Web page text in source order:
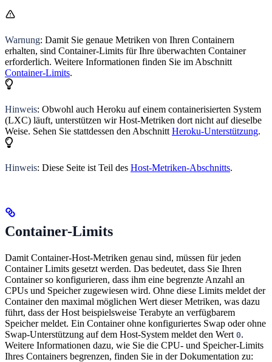
Warnung: Damit Sie genaue Metriken von Ihren Containern
erhalten, sind Container-Limits für Ihre überwachten Container
erforderlich. Weitere Informationen finden Sie im Abschnitt
Container-Limits.
Hinweis: Obwohl auch Heroku auf einem containerisierten System
(LXC) läuft, unterstützen wir Host-Metriken dort nicht auf dieselbe
Weise. Sehen Sie stattdessen den Abschnitt Heroku-Unterstützung.
Hinweis: Diese Seite ist Teil des Host-Metriken-Abschnitts.
Container-Limits
Damit Container-Host-Metriken genau sind, müssen für jeden
Container Limits gesetzt werden. Das bedeutet, dass Sie Ihren
Container so konfigurieren, dass ihm eine begrenzte Anzahl an
CPUs und Speicher zugewiesen wird. Ohne diese Limits meldet der
Container den maximal möglichen Wert dieser Metriken, was dazu
führt, dass der Host beispielsweise Terabyte an verfügbarem
Speicher meldet. Ein Container ohne konfiguriertes Swap oder ohne
Swap-Unterstützung auf dem Host-System meldet den Wert 0.
Weitere Informationen dazu, wie Sie die CPU- und Speicher-Limits
Ihres Containers begrenzen, finden Sie in der Dokumentation zu: